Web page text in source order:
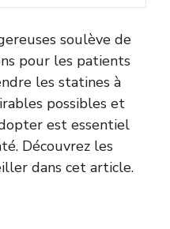
soulève de
pour les patients
les statines à
possibles et
est essentiel
Découvrez les
dans cet article.